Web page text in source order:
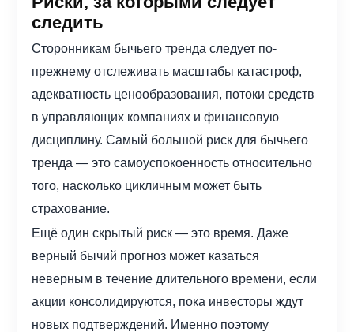
следить
Сторонникам бычьего тренда следует по-
прежнему отслеживать масштабы катастроф,
адекватность ценообразования, потоки средств
в управляющих компаниях и финансовую
дисциплину. Самый большой риск для бычьего
тренда — это самоуспокоенность относительно
того, насколько цикличным может быть
страхование.
Ещё один скрытый риск — это время. Даже
верный бычий прогноз может казаться
неверным в течение длительного времени, если
акции консолидируются, пока инвесторы ждут
новых подтверждений. Именно поэтому